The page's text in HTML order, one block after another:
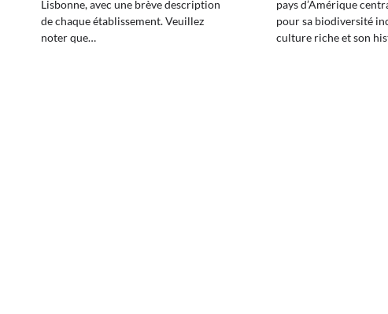
Lisbonne, avec une brève description
de chaque établissement. Veuillez
noter que…
pays d’Amérique
pour sa biodiversité
culture riche et son